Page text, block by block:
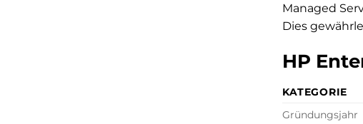
Managed
Dies
HP
KATEGORIE
Gründungsjahr